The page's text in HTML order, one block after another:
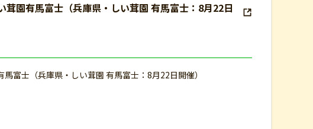
園有馬富士（兵庫県・しい茸園 有馬富士：8月22日
富士（兵庫県・しい茸園 有馬富士：8月22日開催）